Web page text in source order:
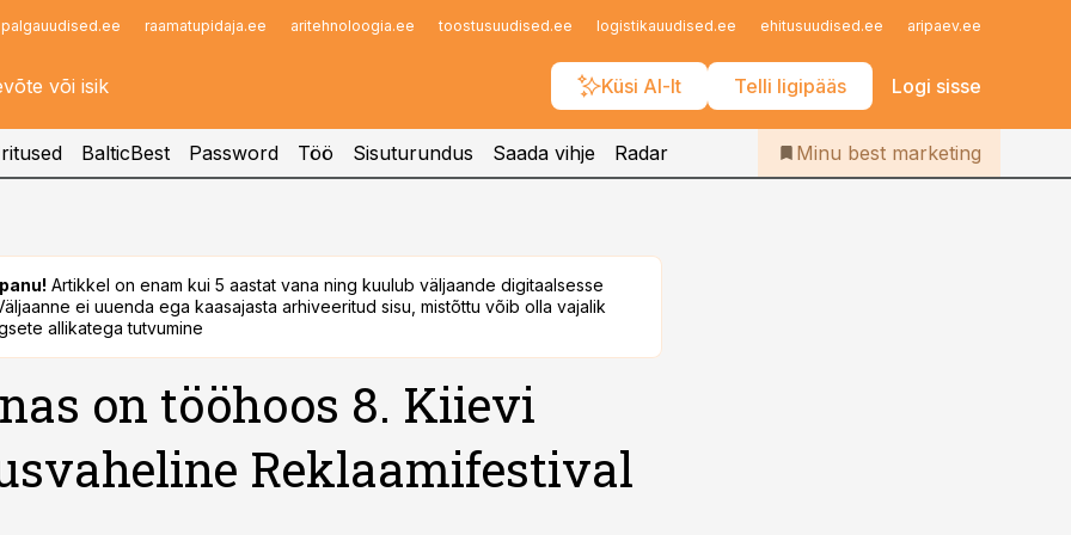
palgauudised.ee raamatupidaja.ee aritehnoloogia.ee toostusuudised.ee logistikauudised.ee ehitusuudised.ee aripaev.ee
Küsi AI-lt Telli ligipääs Logi sisse
Infopank
Iseteenindus
Telli Bestmarketing
BalticBest Password Töö Sisuturundus Saada vihje Radar Minu best marketing
Artikkel on enam kui 5 aastat vana ning kuulub väljaande digitaalsesse
ei uuenda ega kaasajasta arhiveeritud sisu, mistõttu võib olla vajalik
allikatega tutvumine
on tööhoos 8. Kiievi
Reklaamifestival